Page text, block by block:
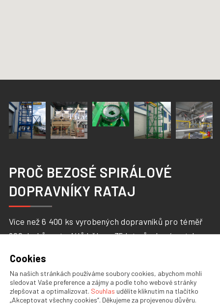
PROČ BEZOSÉ SPIRÁLOVÉ
DOPRAVNÍKY RATAJ
Více než 6 400 ks vyrobených dopravníků pro téměř
600 druhů materiálů během 35 let působení na trhu
poskytujeme také možnost vyzkoušení Vašeho
materiálu na našich zkušebních dopravnících.
použití v podstatě pro jakýkoli materiál
Cookies
Na našich stránkách používáme soubory cookies, abychom mohli
sledovat Vaše preference a zájmy a podle toho webové stránky
zlepšovat a optimalizovat. Souhlas udělíte kliknutím na tlačítko
„Akceptovat všechny cookies“. Děkujeme za projevenou důvěru.